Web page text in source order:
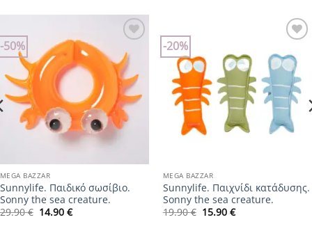
-50%
Add to
wishlist
MEGA BAZZAR
Sunnylife. Παιδικό σωσίβιο.
Sonny the sea creature.
29.90€ Original
14.90 €Η
-20%
wishlist
MEGA BAZZAR
Sunnylife. Παιχνίδι κατάδυσης.
Sonny the sea creature.
19.90€ Original
15.90 €Η